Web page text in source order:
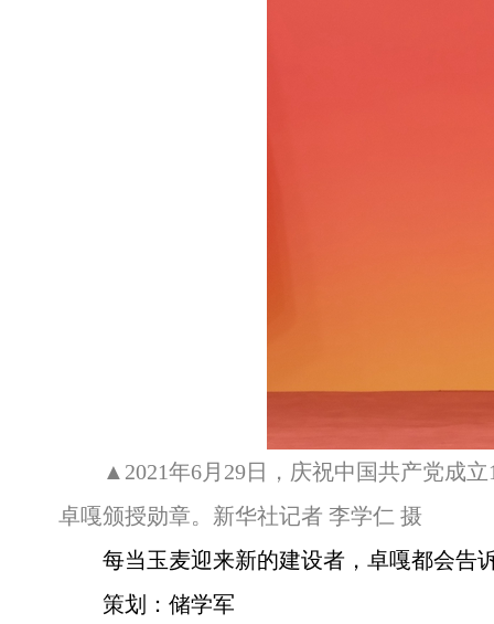
▲2021年6月29日，庆祝中国共产党成
卓嘎颁授勋章。新华社记者 李学仁 摄
每当玉麦迎来新的建设者，卓嘎都会告
策划：储学军